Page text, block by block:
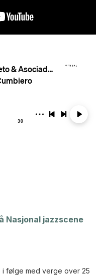
Nasjonal jazzscene
i følge med verge over 25